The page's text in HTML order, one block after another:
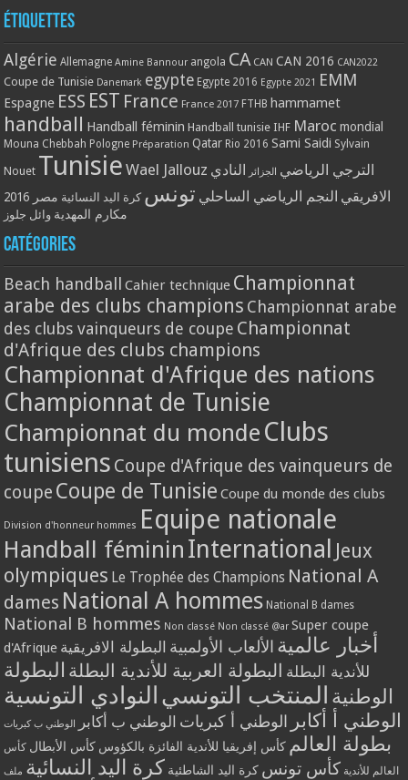
Étiquettes
Algérie Allemagne Amine Bannour angola CA CAN CAN 2016 CAN2022
Coupe de Tunisie Danemark egypte Egypte 2016 Egypte 2021 EMM
Espagne ESS EST France France 2017 FTHB hammamet
handball Handball féminin Handball tunisie IHF Maroc mondial
Mouna Chebbah Pologne Préparation Qatar Rio 2016 Sami Saidi Sylvain
Nouet Tunisie Wael Jallouz الترجي الرياضي الجزائر
النادي
الافريقي النجم الرياضي الساحلي تونس كرة اليد النسائية مصر 2016
مكارم المهدية وائل جلوز
Catégories
Beach handball Cahier technique Championnat
arabe des clubs champions Championnat arabe
des clubs vainqueurs de coupe Championnat
d'Afrique des clubs champions
Championnat d'Afrique des nations
Championnat de Tunisie
Championnat du monde Clubs
tunisiens Coupe d'Afrique des vainqueurs de
coupe Coupe de Tunisie Coupe du monde des clubs
Division d'honneur hommes Equipe nationale
Handball féminin International Jeux
olympiques Le Trophée des Champions National A
dames National A hommes National B dames
National B hommes Non classé Non classé @ar Super coupe
d'Afrique
أخبار عالمية الألعاب الأولمبية البطولة الافريقية
للأندية البطلة البطولة العربية للأندية البطلة البطولة
الوطنية المنتخب التونسي النوادي التونسية
الوطني أ أكابر الوطني أ كبريات الوطني ب أكابر الوطني ب كبريات
بطولة العالم كأس إفريقيا للأندية الفائزة بالكؤوس كأس الأبطال كأس
العالم للأندية كأس تونس كرة اليد الشاطئية كرة اليد النسائية ملف